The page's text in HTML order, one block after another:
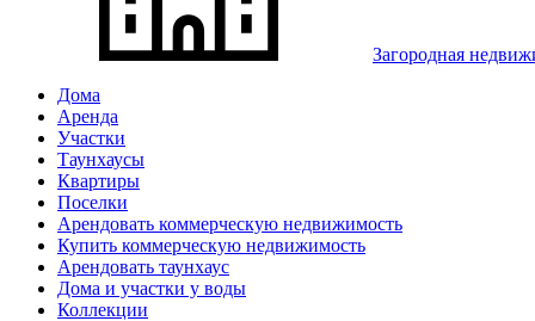
Загородная
Дома
Аренда
Участки
Таунхаусы
Квартиры
Поселки
Арендовать коммерческую недвижимость
Купить коммерческую недвижимость
Арендовать таунхаус
Дома и участки у воды
Коллекции